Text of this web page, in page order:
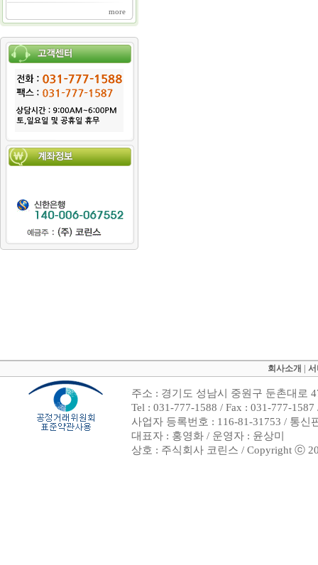
more
회사소개
주소 : 경기도 성남시 중원구 둔촌대로
Tel : 031-777-1588 / Fax : 031-777-
사업자 등록번호 : 116-81-31753 / 통신
대표자 : 홍영화 / 운영자 : 윤상미
상호 : 주식회사 코린스 / Copyright ⓒ